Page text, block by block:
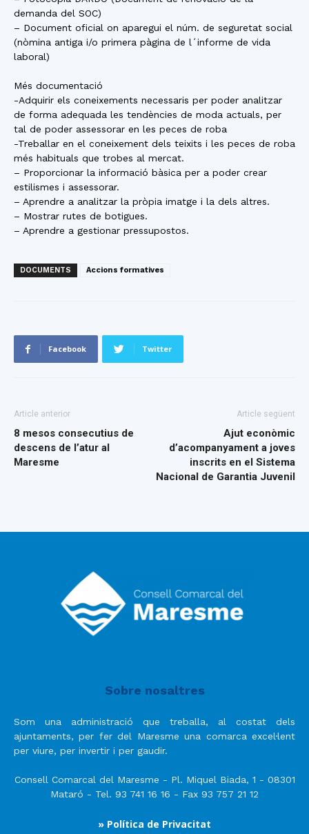
demanda del SOC)
– Document oficial on aparegui el núm. de seguretat social
(nòmina antiga i/o primera pàgina de l´informe de vida
laboral)
Més documentació
-Adquirir els coneixements necessaris per poder analitzar
de forma adequada les tendències de moda actuals, per
tal de poder assessorar en les peces de roba
-Treballar en el coneixement dels teixits i les peces de roba
més habituals que trobes al mercat.
– Proporcionar la informació bàsica per a poder crear
estilismes i assessorar.
– Aprendre a analitzar la pròpia imatge i la dels altres.
– Mostrar rutes de botigues.
– Aprendre a gestionar pressupostos.
DOCUMENTS Accions formatives
Facebook Twitter
Article anterior
8 mesos consecutius de
descens de l’atur al
Maresme
Article següent
Ajut econòmic
d’acompanyament a joves
inscrits en el Sistema
Nacional de Garantia Juvenil
Sobre nosaltres
Som una administració que treballa, al costat dels
ajuntaments, per fer del Maresme una comarca excel·lent
per viure, per invertir i per gaudir.
Consell Comarcal del Maresme - Pl. Miquel Biada, 1 - 08301
Mataró - Tel. 93 741 16 16 - Fax 93 757 21 12
» Política de Privacitat